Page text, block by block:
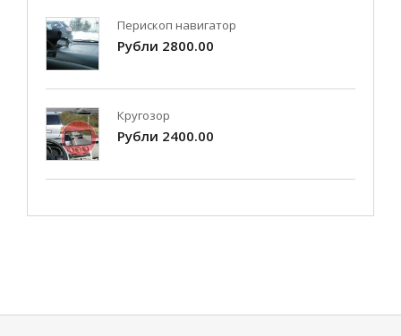
Перископ навигатор
Рубли 2800.00
Кругозор
Рубли 2400.00